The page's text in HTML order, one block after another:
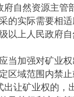
然资源主管部
的实际需要相
上人民政府自
加强对矿业权
域范围内禁止
矿业权的，出